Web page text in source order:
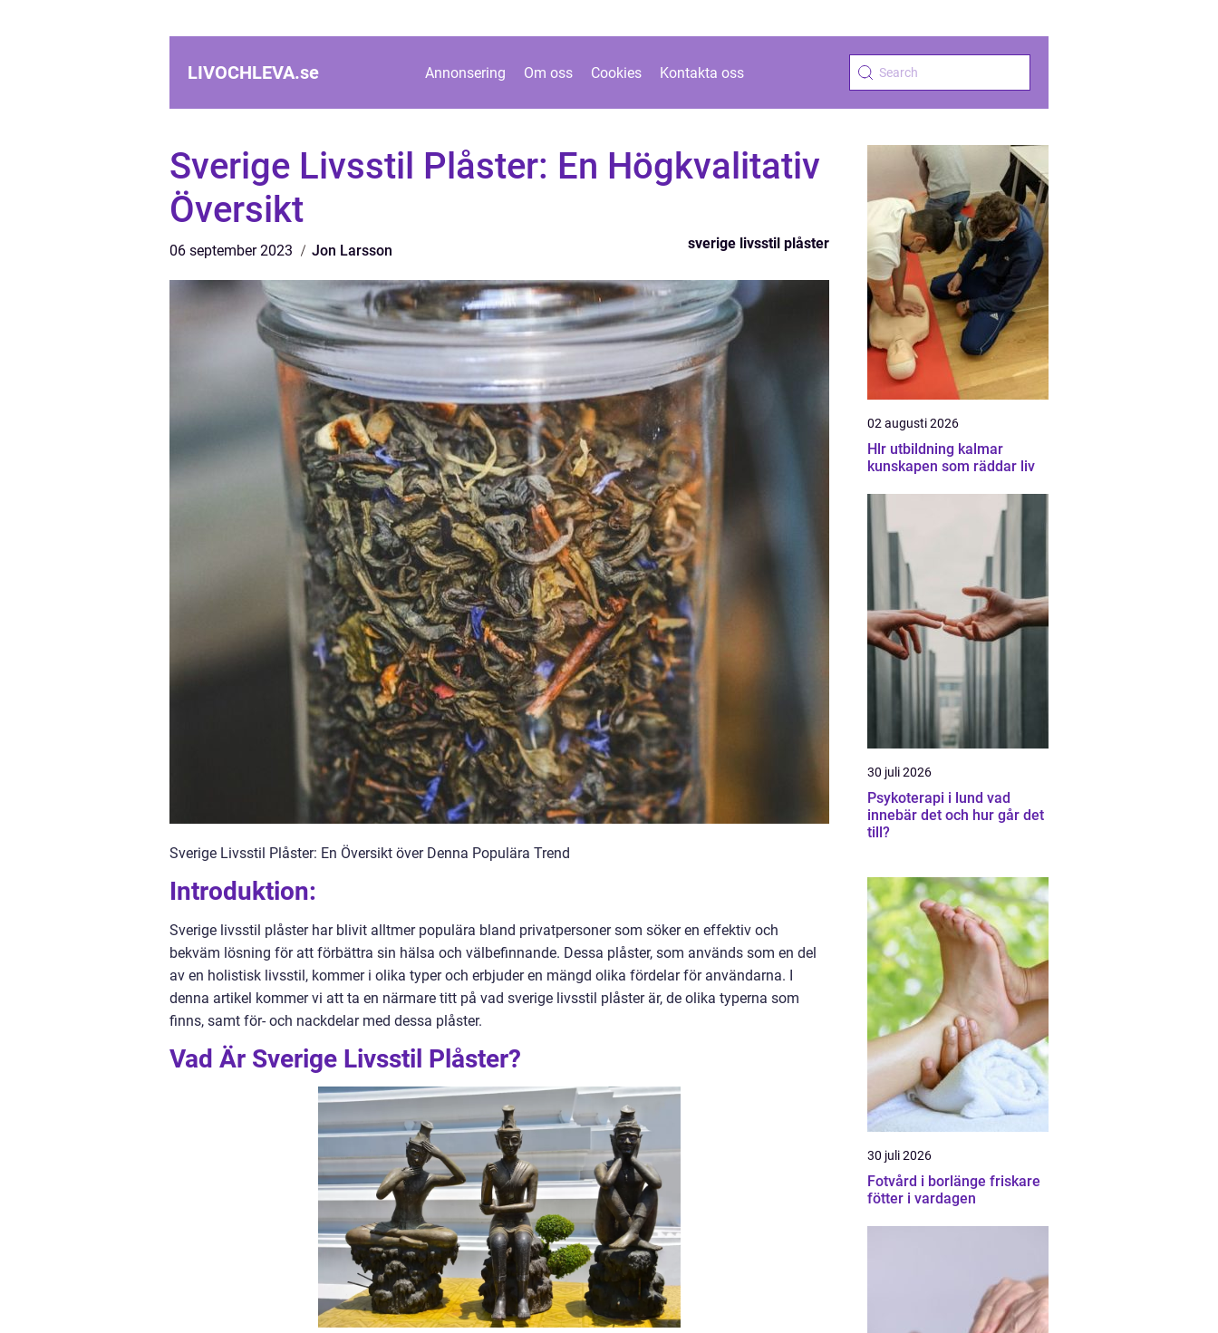
LIVOCHLEVA.se Annonsering Om oss Cookies Kontakta oss
Sverige Livsstil Plåster: En Högkvalitativ
Översikt
06 september 2023 Jon Larsson sverige livsstil plåster
Sverige Livsstil Plåster: En Översikt över Denna Populära Trend
Introduktion:
Sverige livsstil plåster har blivit alltmer populära bland privatpersoner som söker en effektiv och
bekväm lösning för att förbättra sin hälsa och välbefinnande. Dessa plåster, som används som en del
av en holistisk livsstil, kommer i olika typer och erbjuder en mängd olika fördelar för användarna. I
denna artikel kommer vi att ta en närmare titt på vad sverige livsstil plåster är, de olika typerna som
finns, samt för- och nackdelar med dessa plåster.
Vad Är Sverige Livsstil Plåster?
02 augusti 2026
Hlr utbildning kalmar
kunskapen som räddar liv
30 juli 2026
Psykoterapi i lund vad
innebär det och hur går det
till?
30 juli 2026
Fotvård i borlänge friskare
fötter i vardagen